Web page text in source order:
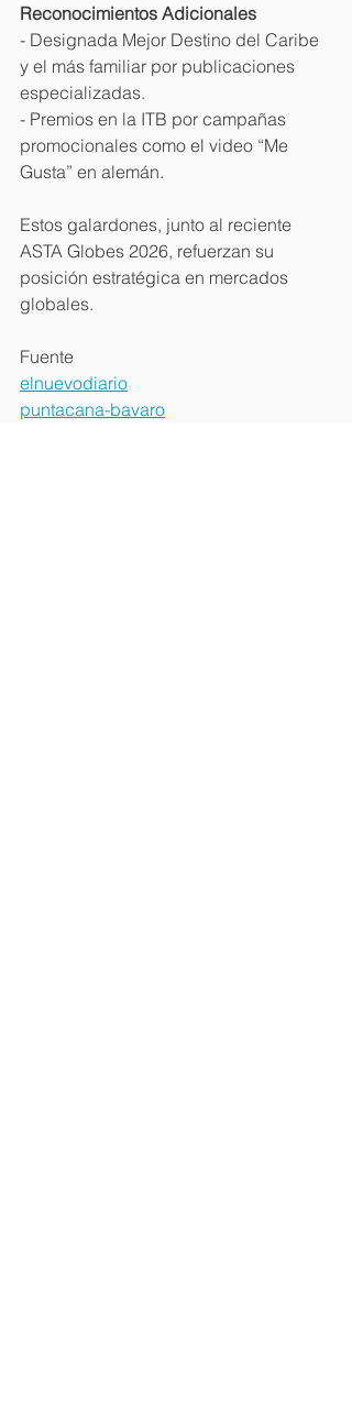
Reconocimientos Adicionales
- Designada Mejor Destino del Caribe
y el más familiar por publicaciones
especializadas.
- Premios en la ITB por campañas
promocionales como el video “Me
Gusta” en alemán.
Estos galardones, junto al reciente
ASTA Globes 2026, refuerzan su
posición estratégica en mercados
globales.
Fuente
elnuevodiario
puntacana-bavaro